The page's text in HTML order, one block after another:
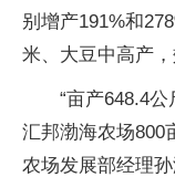
别增产191%和
米、大豆中高产，
“亩产648.4
汇邦渤海农场800
农场发展部经理